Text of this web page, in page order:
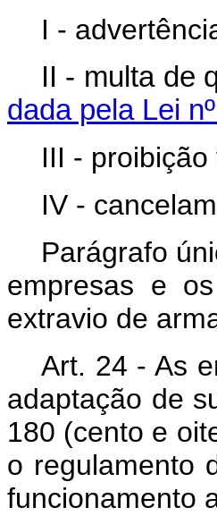
I -
II - multa
dada pela Lei
III -
IV -
Parágrafo
empresas e
extravio de
Art. 24 - As
adaptação de
180 (cento e
o regulamento
funcionamento